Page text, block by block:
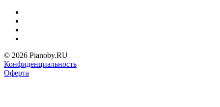
© 2026 Pianoby.RU
Конфиденциальность
Оферта